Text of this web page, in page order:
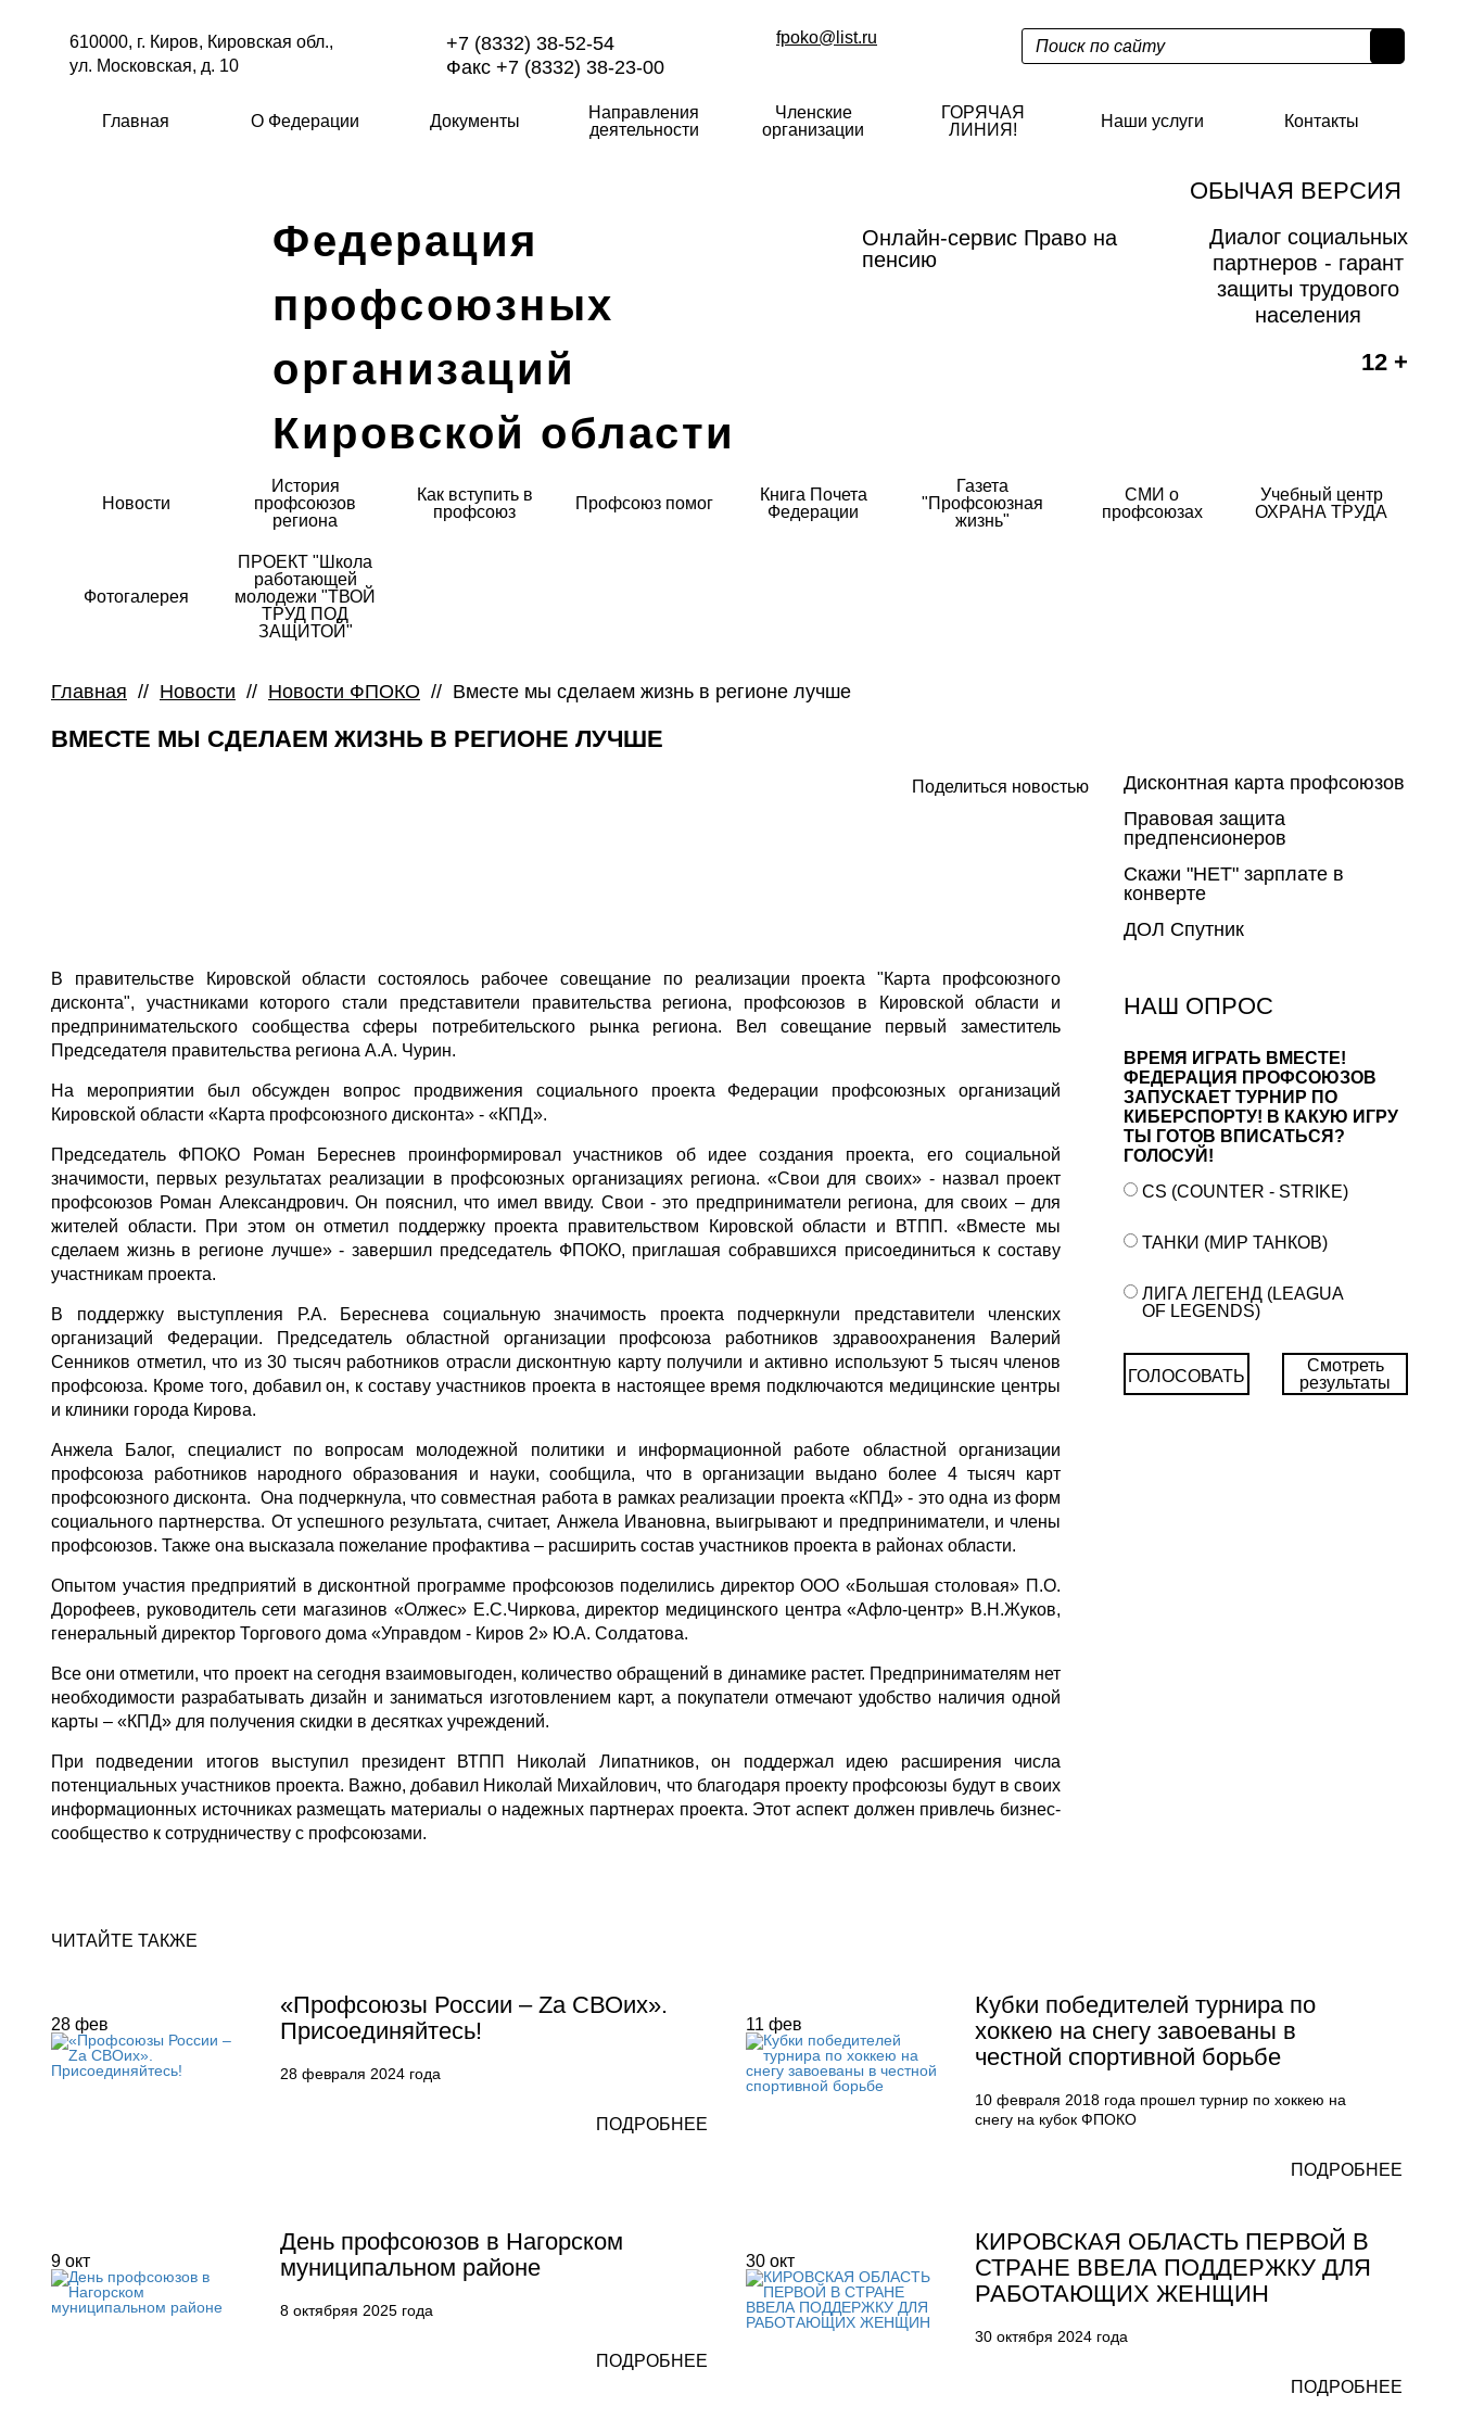
610000, г. Киров, Кировская обл.,
ул. Московская, д. 10
+7 (8332) 38-52-54
Факс +7 (8332) 38-23-00
fpoko@list.ru
Главная О Федерации Документы
Направления
деятельности
Членские
организации
ГОРЯЧАЯ
ЛИНИЯ!
Наши услуги Контакты
ОБЫЧАЯ ВЕРСИЯ
Федерация
профсоюзных
организаций
Кировской области
Онлайн-сервис Право на
пенсию
Диалог социальных
партнеров - гарант
защиты трудового
населения
12 +
Новости
История
профсоюзов
региона
Как вступить в
профсоюз
Профсоюз помог
Книга Почета
Федерации
Газета
"Профсоюзная
жизнь"
СМИ о
профсоюзах
Учебный центр
ОХРАНА ТРУДА
Фотогалерея
ПРОЕКТ "Школа
работающей
молодежи "ТВОЙ
ТРУД ПОД
ЗАЩИТОЙ"
Главная // Новости // Новости ФПОКО // Вместе мы сделаем жизнь в регионе лучше
ВМЕСТЕ МЫ СДЕЛАЕМ ЖИЗНЬ В РЕГИОНЕ ЛУЧШЕ
Поделиться новостью
В правительстве Кировской области состоялось рабочее совещание по реализации проекта "Карта профсоюзного
дисконта", участниками которого стали представители правительства региона, профсоюзов в Кировской области и
предпринимательского сообщества сферы потребительского рынка региона. Вел совещание первый заместитель
Председателя правительства региона А.А. Чурин.
На мероприятии был обсужден вопрос продвижения социального проекта Федерации профсоюзных организаций
Кировской области «Карта профсоюзного дисконта» - «КПД».
Председатель ФПОКО Роман Береснев проинформировал участников об идее создания проекта, его социальной
значимости, первых результатах реализации в профсоюзных организациях региона. «Свои для своих» - назвал проект
профсоюзов Роман Александрович. Он пояснил, что имел ввиду. Свои - это предприниматели региона, для своих – для
жителей области. При этом он отметил поддержку проекта правительством Кировской области и ВТПП. «Вместе мы
сделаем жизнь в регионе лучше» - завершил председатель ФПОКО, приглашая собравшихся присоединиться к составу
участникам проекта.
В поддержку выступления Р.А. Береснева социальную значимость проекта подчеркнули представители членских
организаций Федерации. Председатель областной организации профсоюза работников здравоохранения Валерий
Сенников отметил, что из 30 тысяч работников отрасли дисконтную карту получили и активно используют 5 тысяч членов
профсоюза. Кроме того, добавил он, к составу участников проекта в настоящее время подключаются медицинские центры
и клиники города Кирова.
Анжела Балог, специалист по вопросам молодежной политики и информационной работе областной организации
профсоюза работников народного образования и науки, сообщила, что в организации выдано более 4 тысяч карт
профсоюзного дисконта. Она подчеркнула, что совместная работа в рамках реализации проекта «КПД» - это одна из форм
социального партнерства. От успешного результата, считает, Анжела Ивановна, выигрывают и предприниматели, и члены
профсоюзов. Также она высказала пожелание профактива – расширить состав участников проекта в районах области.
Опытом участия предприятий в дисконтной программе профсоюзов поделились директор ООО «Большая столовая» П.О.
Дорофеев, руководитель сети магазинов «Олжес» Е.С.Чиркова, директор медицинского центра «Афло-центр» В.Н.Жуков,
генеральный директор Торгового дома «Управдом - Киров 2» Ю.А. Солдатова.
Все они отметили, что проект на сегодня взаимовыгоден, количество обращений в динамике растет. Предпринимателям нет
необходимости разрабатывать дизайн и заниматься изготовлением карт, а покупатели отмечают удобство наличия одной
карты – «КПД» для получения скидки в десятках учреждений.
При подведении итогов выступил президент ВТПП Николай Липатников, он поддержал идею расширения числа
потенциальных участников проекта. Важно, добавил Николай Михайлович, что благодаря проекту профсоюзы будут в своих
информационных источниках размещать материалы о надежных партнерах проекта. Этот аспект должен привлечь бизнес-
сообщество к сотрудничеству с профсоюзами.
Дисконтная карта профсоюзов
Правовая защита
предпенсионеров
Скажи "НЕТ" зарплате в
конверте
ДОЛ Спутник
НАШ ОПРОС
ВРЕМЯ ИГРАТЬ ВМЕСТЕ!
ФЕДЕРАЦИЯ ПРОФСОЮЗОВ
ЗАПУСКАЕТ ТУРНИР ПО
КИБЕРСПОРТУ! В КАКУЮ ИГРУ
ТЫ ГОТОВ ВПИСАТЬСЯ?
ГОЛОСУЙ!
CS (COUNTER - STRIKE)
ТАНКИ (МИР ТАНКОВ)
ЛИГА ЛЕГЕНД (LEAGUA
OF LEGENDS)
ГОЛОСОВАТЬ
Смотреть
результаты
ЧИТАЙТЕ ТАКЖЕ
28 фев
«Профсоюзы России – Zа СВОих».
Присоединяйтесь!
28 февраля 2024 года
ПОДРОБНЕЕ
11 фев
Кубки победителей турнира по
хоккею на снегу завоеваны в
честной спортивной борьбе
10 февраля 2018 года прошел турнир по хоккею на
снегу на кубок ФПОКО
ПОДРОБНЕЕ
9 окт
День профсоюзов в Нагорском
муниципальном районе
8 октябряя 2025 года
ПОДРОБНЕЕ
30 окт
КИРОВСКАЯ ОБЛАСТЬ ПЕРВОЙ В
СТРАНЕ ВВЕЛА ПОДДЕРЖКУ ДЛЯ
РАБОТАЮЩИХ ЖЕНЩИН
30 октября 2024 года
ПОДРОБНЕЕ